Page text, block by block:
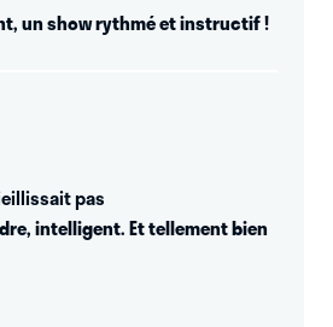
un show rythmé et instructif !
pas
intelligent. Et tellement bien